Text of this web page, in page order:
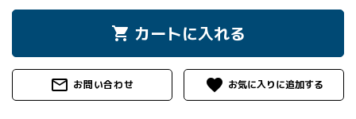
shopping_cart カートに入れる
mail_outline お問い合わせ favorite